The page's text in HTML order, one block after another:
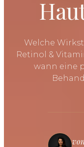
Welche
Retinol &
wann eine